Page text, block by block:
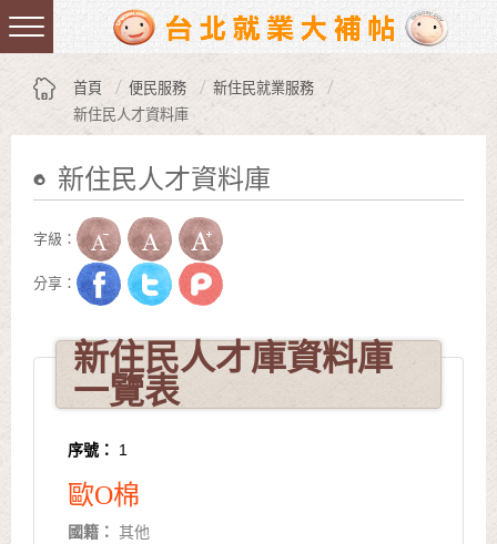
跳到主要內容區塊
:::
首頁 便民服務
新住民就業服務
新住民人才資料庫
新住民人才資料庫
字級：
分享：